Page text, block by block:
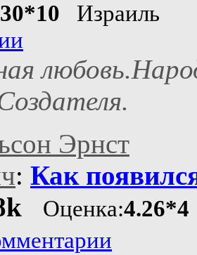
Израиль
Эрнст
: Как
Оценка:4.26*4